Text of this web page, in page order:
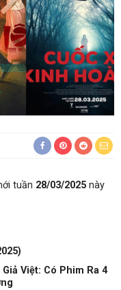
tuần 28/03/2025 này
Việt: Có Phim Ra 4